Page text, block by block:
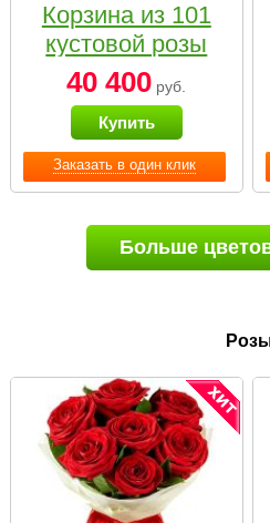
Заказать в один клик
Корзина из 101
кустовой розы
нежных тонов
40 400 руб.
Купить
Больше